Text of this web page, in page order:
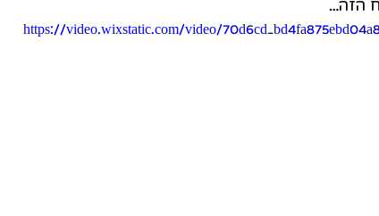
הזה…
https://video.wixstatic.com/video/